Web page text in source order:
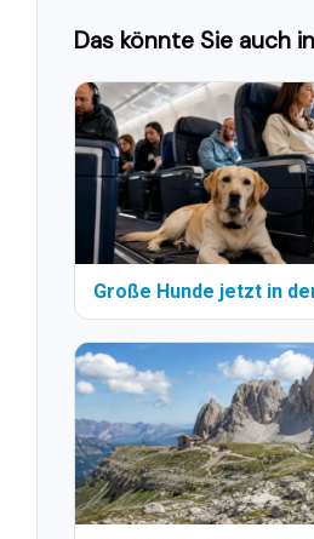
Das könnte Sie auch
Große Hunde jetzt in